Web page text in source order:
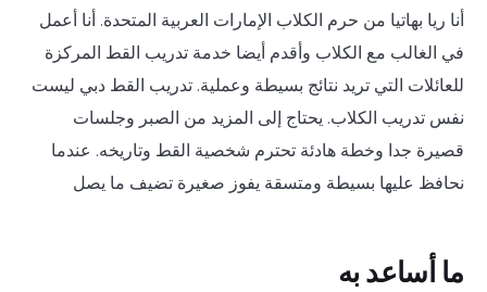
أنا ريا بهاتيا من حرم الكلاب الإمارات العربية المتحدة. أنا أعمل
في الغالب مع الكلاب وأقدم أيضا خدمة تدريب القط المركزة
للعائلات التي تريد نتائج بسيطة وعملية. تدريب القط دبي ليست
نفس تدريب الكلاب. يحتاج إلى المزيد من الصبر وجلسات
قصيرة جدا وخطة هادئة تحترم شخصية القط وتاريخه. عندما
نحافظ عليها بسيطة ومتسقة يفوز صغيرة تضيف ما يصل
ما أساعد به
العربية